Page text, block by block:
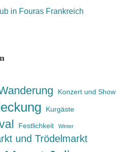
in Fouras Frankreich
Konzert und Show
Kurgäste
Festlichkeit Winter
und Trödelmarkt